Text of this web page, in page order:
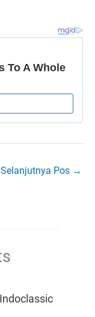
Selanjutnya Pos →